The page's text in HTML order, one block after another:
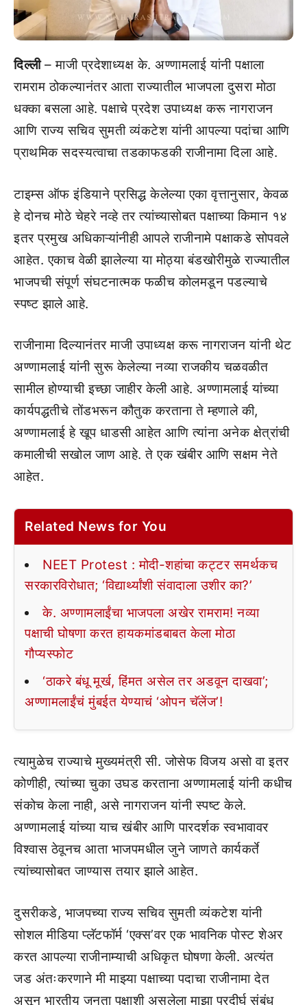
दिल्ली– माजी प्रदेशाध्यक्ष के. अण्णामलाई यांनी पक्षाला
रामराम ठोकल्यानंतर आता राज्यातील भाजपला दुसरा मोठा
धक्का बसला आहे. पक्षाचे प्रदेश उपाध्यक्ष करू नागराजन
आणि राज्य सचिव सुमती व्यंकटेश यांनी आपल्या पदांचा आणि
प्राथमिक सदस्यत्वाचा तडकाफडकी राजीनामा दिला आहे.
टाइम्स ऑफ इंडियाने प्रसिद्ध केलेल्या एका वृत्तानुसार, केवळ
हे दोनच मोठे चेहरे नव्हे तर त्यांच्यासोबत पक्षाच्या किमान १४
इतर प्रमुख अधिकाऱ्यांनीही आपले राजीनामे पक्षाकडे सोपवले
आहेत. एकाच वेळी झालेल्या या मोठ्या बंडखोरीमुळे राज्यातील
भाजपची संपूर्ण संघटनात्मक फळीच कोलमडून पडल्याचे
स्पष्ट झाले आहे.
राजीनामा दिल्यानंतर माजी उपाध्यक्ष करू नागराजन यांनी थेट
अण्णामलाई यांनी सुरू केलेल्या नव्या राजकीय चळवळीत
सामील होण्याची इच्छा जाहीर केली आहे. अण्णामलाई यांच्या
कार्यपद्धतीचे तोंडभरून कौतुक करताना ते म्हणाले की,
अण्णामलाई हे खूप धाडसी आहेत आणि त्यांना अनेक क्षेत्रांची
कमालीची सखोल जाण आहे. ते एक खंबीर आणि सक्षम नेते
आहेत.
Related News for You
NEET Protest : मोदी-शहांचा कट्टर समर्थकच
सरकारविरोधात; ‘विद्यार्थ्यांशी संवादाला उशीर का?’
के. अण्णामलाईंचा भाजपला अखेर रामराम! नव्या
पक्षाची घोषणा करत हायकमांडबाबत केला मोठा
गौप्यस्फोट
‘ठाकरे बंधू मूर्ख, हिंमत असेल तर अडवून दाखवा’;
अण्णामलाईंचं मुंबईत येण्याचं ‘ओपन चॅलेंज’!
त्यामुळेच राज्याचे मुख्यमंत्री सी. जोसेफ विजय असो वा इतर
कोणीही, त्यांच्या चुका उघड करताना अण्णामलाई यांनी कधीच
संकोच केला नाही, असे नागराजन यांनी स्पष्ट केले.
अण्णामलाई यांच्या याच खंबीर आणि पारदर्शक स्वभावावर
विश्वास ठेवूनच आता भाजपमधील जुने जाणते कार्यकर्ते
त्यांच्यासोबत जाण्यास तयार झाले आहेत.
दुसरीकडे, भाजपच्या राज्य सचिव सुमती व्यंकटेश यांनी
सोशल मीडिया प्लॅटफॉर्म ‘एक्स’वर एक भावनिक पोस्ट शेअर
करत आपल्या राजीनाम्याची अधिकृत घोषणा केली. अत्यंत
जड अंतःकरणाने मी माझ्या पक्षाच्या पदाचा राजीनामा देत
असून भारतीय जनता पक्षाशी असलेला माझा प्रदीर्घ संबंध